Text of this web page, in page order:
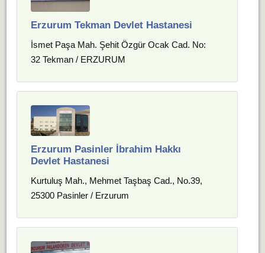
Erzurum Tekman Devlet Hastanesi
İsmet Paşa Mah. Şehit Özgür Ocak Cad. No:
32 Tekman / ERZURUM
Erzurum Pasinler İbrahim Hakkı
Devlet Hastanesi
Kurtuluş Mah., Mehmet Taşbaş Cad., No.39,
25300 Pasinler / Erzurum